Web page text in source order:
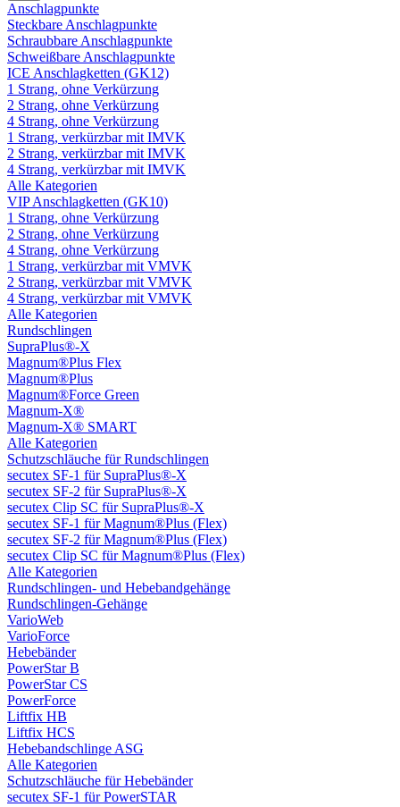
Anschlagpunkte
Steckbare Anschlagpunkte
Schraubbare Anschlagpunkte
Schweißbare Anschlagpunkte
ICE Anschlagketten (GK12)
1 Strang, ohne Verkürzung
2 Strang, ohne Verkürzung
4 Strang, ohne Verkürzung
1 Strang, verkürzbar mit IMVK
2 Strang, verkürzbar mit IMVK
4 Strang, verkürzbar mit IMVK
Alle Kategorien
VIP Anschlagketten (GK10)
1 Strang, ohne Verkürzung
2 Strang, ohne Verkürzung
4 Strang, ohne Verkürzung
1 Strang, verkürzbar mit VMVK
2 Strang, verkürzbar mit VMVK
4 Strang, verkürzbar mit VMVK
Alle Kategorien
Rundschlingen
SupraPlus®-X
Magnum®Plus Flex
Magnum®Plus
Magnum®Force Green
Magnum-X®
Magnum-X® SMART
Alle Kategorien
Schutzschläuche für Rundschlingen
secutex SF-1 für SupraPlus®-X
secutex SF-2 für SupraPlus®-X
secutex Clip SC für SupraPlus®-X
secutex SF-1 für Magnum®Plus (Flex)
secutex SF-2 für Magnum®Plus (Flex)
secutex Clip SC für Magnum®Plus (Flex)
Alle Kategorien
Rundschlingen- und Hebebandgehänge
Rundschlingen-Gehänge
VarioWeb
VarioForce
Hebebänder
PowerStar B
PowerStar CS
PowerForce
Liftfix HB
Liftfix HCS
Hebebandschlinge ASG
Alle Kategorien
Schutzschläuche für Hebebänder
secutex SF-1 für PowerSTAR